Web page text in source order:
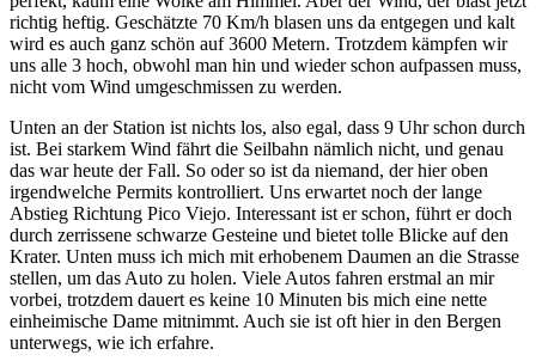
richtig heftig. Geschätzte 70 Km/h blasen uns da entgegen und kalt
wird es auch ganz schön auf 3600 Metern. Trotzdem kämpfen wir
uns alle 3 hoch, obwohl man hin und wieder schon aufpassen muss,
nicht vom Wind umgeschmissen zu werden.
Unten an der Station ist nichts los, also egal, dass 9 Uhr schon durch
ist. Bei starkem Wind fährt die Seilbahn nämlich nicht, und genau
das war heute der Fall. So oder so ist da niemand, der hier oben
irgendwelche Permits kontrolliert. Uns erwartet noch der lange
Abstieg Richtung Pico Viejo. Interessant ist er schon, führt er doch
durch zerrissene schwarze Gesteine und bietet tolle Blicke auf den
Krater. Unten muss ich mich mit erhobenem Daumen an die Strasse
stellen, um das Auto zu holen. Viele Autos fahren erstmal an mir
vorbei, trotzdem dauert es keine 10 Minuten bis mich eine nette
einheimische Dame mitnimmt. Auch sie ist oft hier in den Bergen
unterwegs, wie ich erfahre.